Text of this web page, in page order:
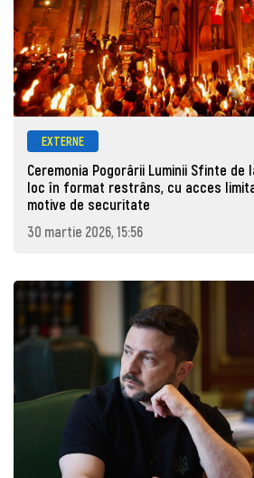
EXTERNE
Ceremonia Pogorârii Luminii Sfinte de
loc în format restrâns, cu acces
motive de securitate
30 martie 2026, 15:56